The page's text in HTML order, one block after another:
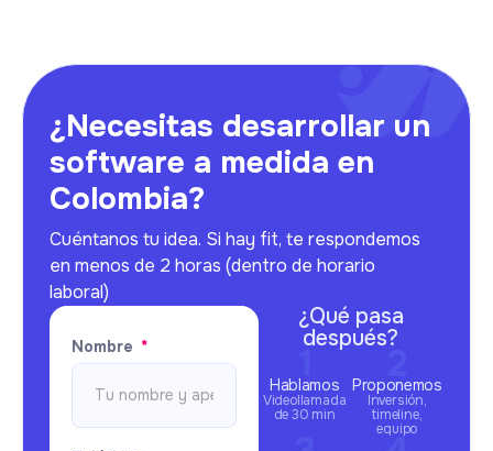
¿Necesitas desarrollar un
software a medida en
Colombia?
Cuéntanos tu idea. Si hay fit, te respondemos
en menos de 2 horas (dentro de horario
laboral)
Nombre
¿Qué pasa
después?
Hablamos
Videollamada
de 30 min
Proponemos
Inversión,
timeline,
equipo